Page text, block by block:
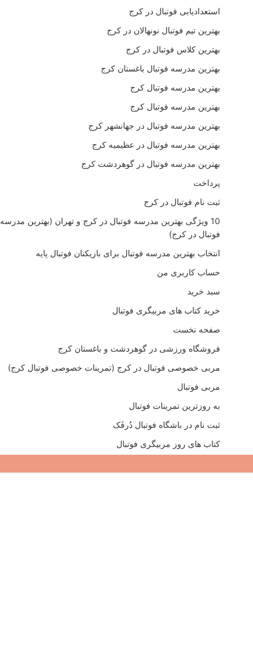
استعدادیابی فوتبال در کرج
بهترین تیم فوتبال نونهالان در کرج
بهترین کلاس فوتبال در کرج
بهترین مدرسه فوتبال باغستان کرج
بهترین مدرسه فوتبال کرج
بهترین مدرسه فوتبال کرج
بهترین مدرسه فوتبال در جهانشهر کرج
بهترین مدرسه فوتبال در عظیمیه کرج
بهترین مدرسه فوتبال در گوهردشت کرج
پرداخت
ثبت نام فوتبال در کرج
10 ویژگی بهترین مدرسه فوتبال در کرج و تهران (بهترین مدرسه
فوتبال در کرج)
انتخاب بهترین مدرسه فوتبال برای بازیکنان فوتبال پایه
حساب کاربری من
سبد خرید
خرید کتاب های مربیگری فوتبال
صفحه نخست
فروشگاه ورزشی در گوهردشت و باغستان کرج
مربی خصوصی فوتبال در کرج (تمرینات خصوصی فوتبال کرج)
مربی فوتبال
به روزترین تمرینات فوتبال
ثبت نام در باشگاه فوتبال دُرفَک
کتاب های روز مربیگری فوتبال